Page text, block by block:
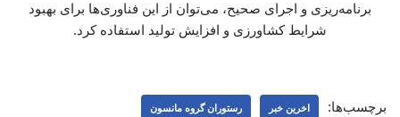
برنامه‌ریزی و اجرای صحیح، می‌توان از این فناوری‌ها برای بهبود
شرایط کشاورزی و افزایش تولید استفاده کرد.
برچسب‌ها: اخرین خبر رستوران گروه مانسون